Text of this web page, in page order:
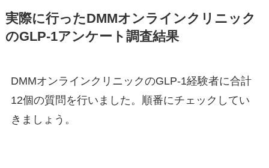
実際に行ったDMMオンラインクリニック
のGLP-1アンケート調査結果
DMMオンラインクリニックのGLP-1経験者に合計
12個の質問を行いました。順番にチェックしてい
きましょう。